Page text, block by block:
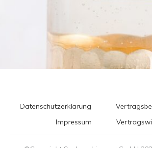
Datenschutzerklärung
Impressum